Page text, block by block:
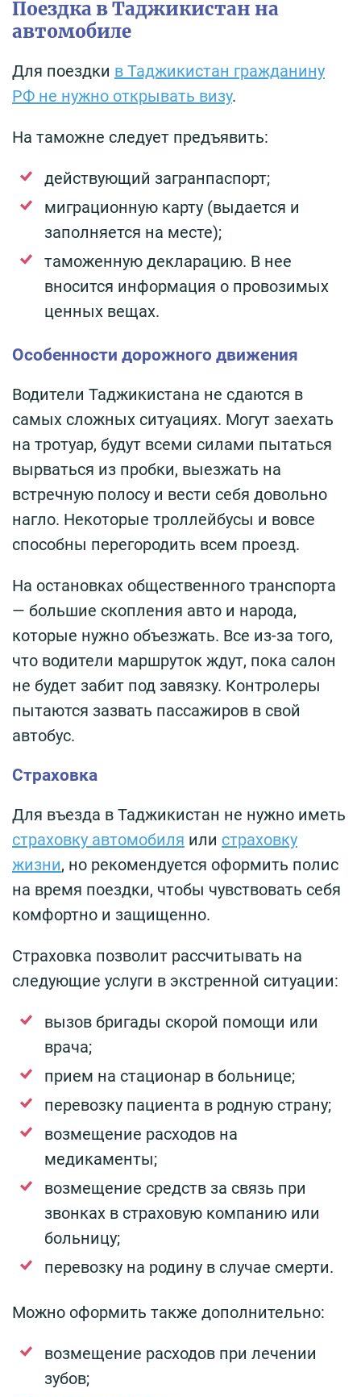
Поездка в Таджикистан на
автомобиле
Для поездки в Таджикистан гражданину
РФ не нужно открывать визу.
На таможне следует предъявить:
действующий загранпаспорт;
миграционную карту (выдается и
заполняется на месте);
таможенную декларацию. В нее
вносится информация о провозимых
ценных вещах.
Особенности дорожного движения
Водители Таджикистана не сдаются в
самых сложных ситуациях. Могут заехать
на тротуар, будут всеми силами пытаться
вырваться из пробки, выезжать на
встречную полосу и вести себя довольно
нагло. Некоторые троллейбусы и вовсе
способны перегородить всем проезд.
На остановках общественного транспорта
— большие скопления авто и народа,
которые нужно объезжать. Все из-за того,
что водители маршруток ждут, пока салон
не будет забит под завязку. Контролеры
пытаются зазвать пассажиров в свой
автобус.
Страховка
Для въезда в Таджикистан не нужно иметь
страховку автомобиля или страховку
жизни, но рекомендуется оформить полис
на время поездки, чтобы чувствовать себя
комфортно и защищенно.
Страховка позволит рассчитывать на
следующие услуги в экстренной ситуации:
вызов бригады скорой помощи или
врача;
прием на стационар в больнице;
перевозку пациента в родную страну;
возмещение расходов на
медикаменты;
возмещение средств за связь при
звонках в страховую компанию или
больницу;
перевозку на родину в случае смерти.
Можно оформить также дополнительно:
возмещение расходов при лечении
зубов;